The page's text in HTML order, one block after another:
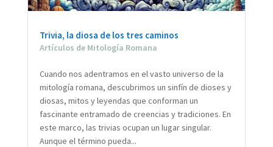
Trivia, la diosa de los tres caminos
Artículos de Mitología Romana
Cuando nos adentramos en el vasto universo de la
mitología romana, descubrimos un sinfín de dioses y
diosas, mitos y leyendas que conforman un
fascinante entramado de creencias y tradiciones. En
este marco, las trivias ocupan un lugar singular.
Aunque el término pueda...